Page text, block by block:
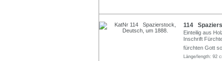
114
Einteilig aus
Inschrift
fürchten Gott
Länge/length: 92